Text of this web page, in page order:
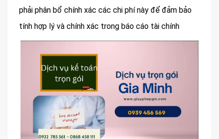
phải phân bổ chính xác các chi phí này để đảm bảo
tính hợp lý và chính xác trong báo cáo tài chính